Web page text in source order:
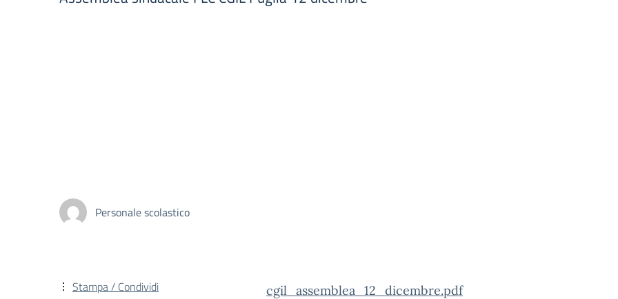
Personale scolastico
cgil_assemblea_12_dicembre.pdf
Stampa / Condividi